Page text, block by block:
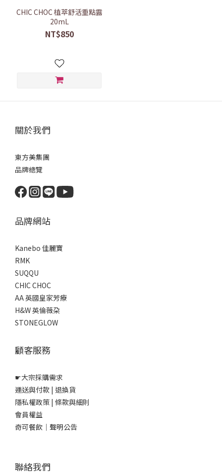
CHIC CHOC 植萃舒活重點露
20mL
NT$850
關於我們
東方美集團
品牌總覽
品牌網站
Kanebo 佳麗寶
RMK
SUQQU
CHIC CHOC
AA 英國皇家芳療
H&W 英倫薇朶
STONEGLOW
顧客服務
☛大宗採購需求
運送與付款 | 退換貨
隱私權政策 | 條款與細則
會員權益
奇可餐飲｜聲明公告
聯絡我們